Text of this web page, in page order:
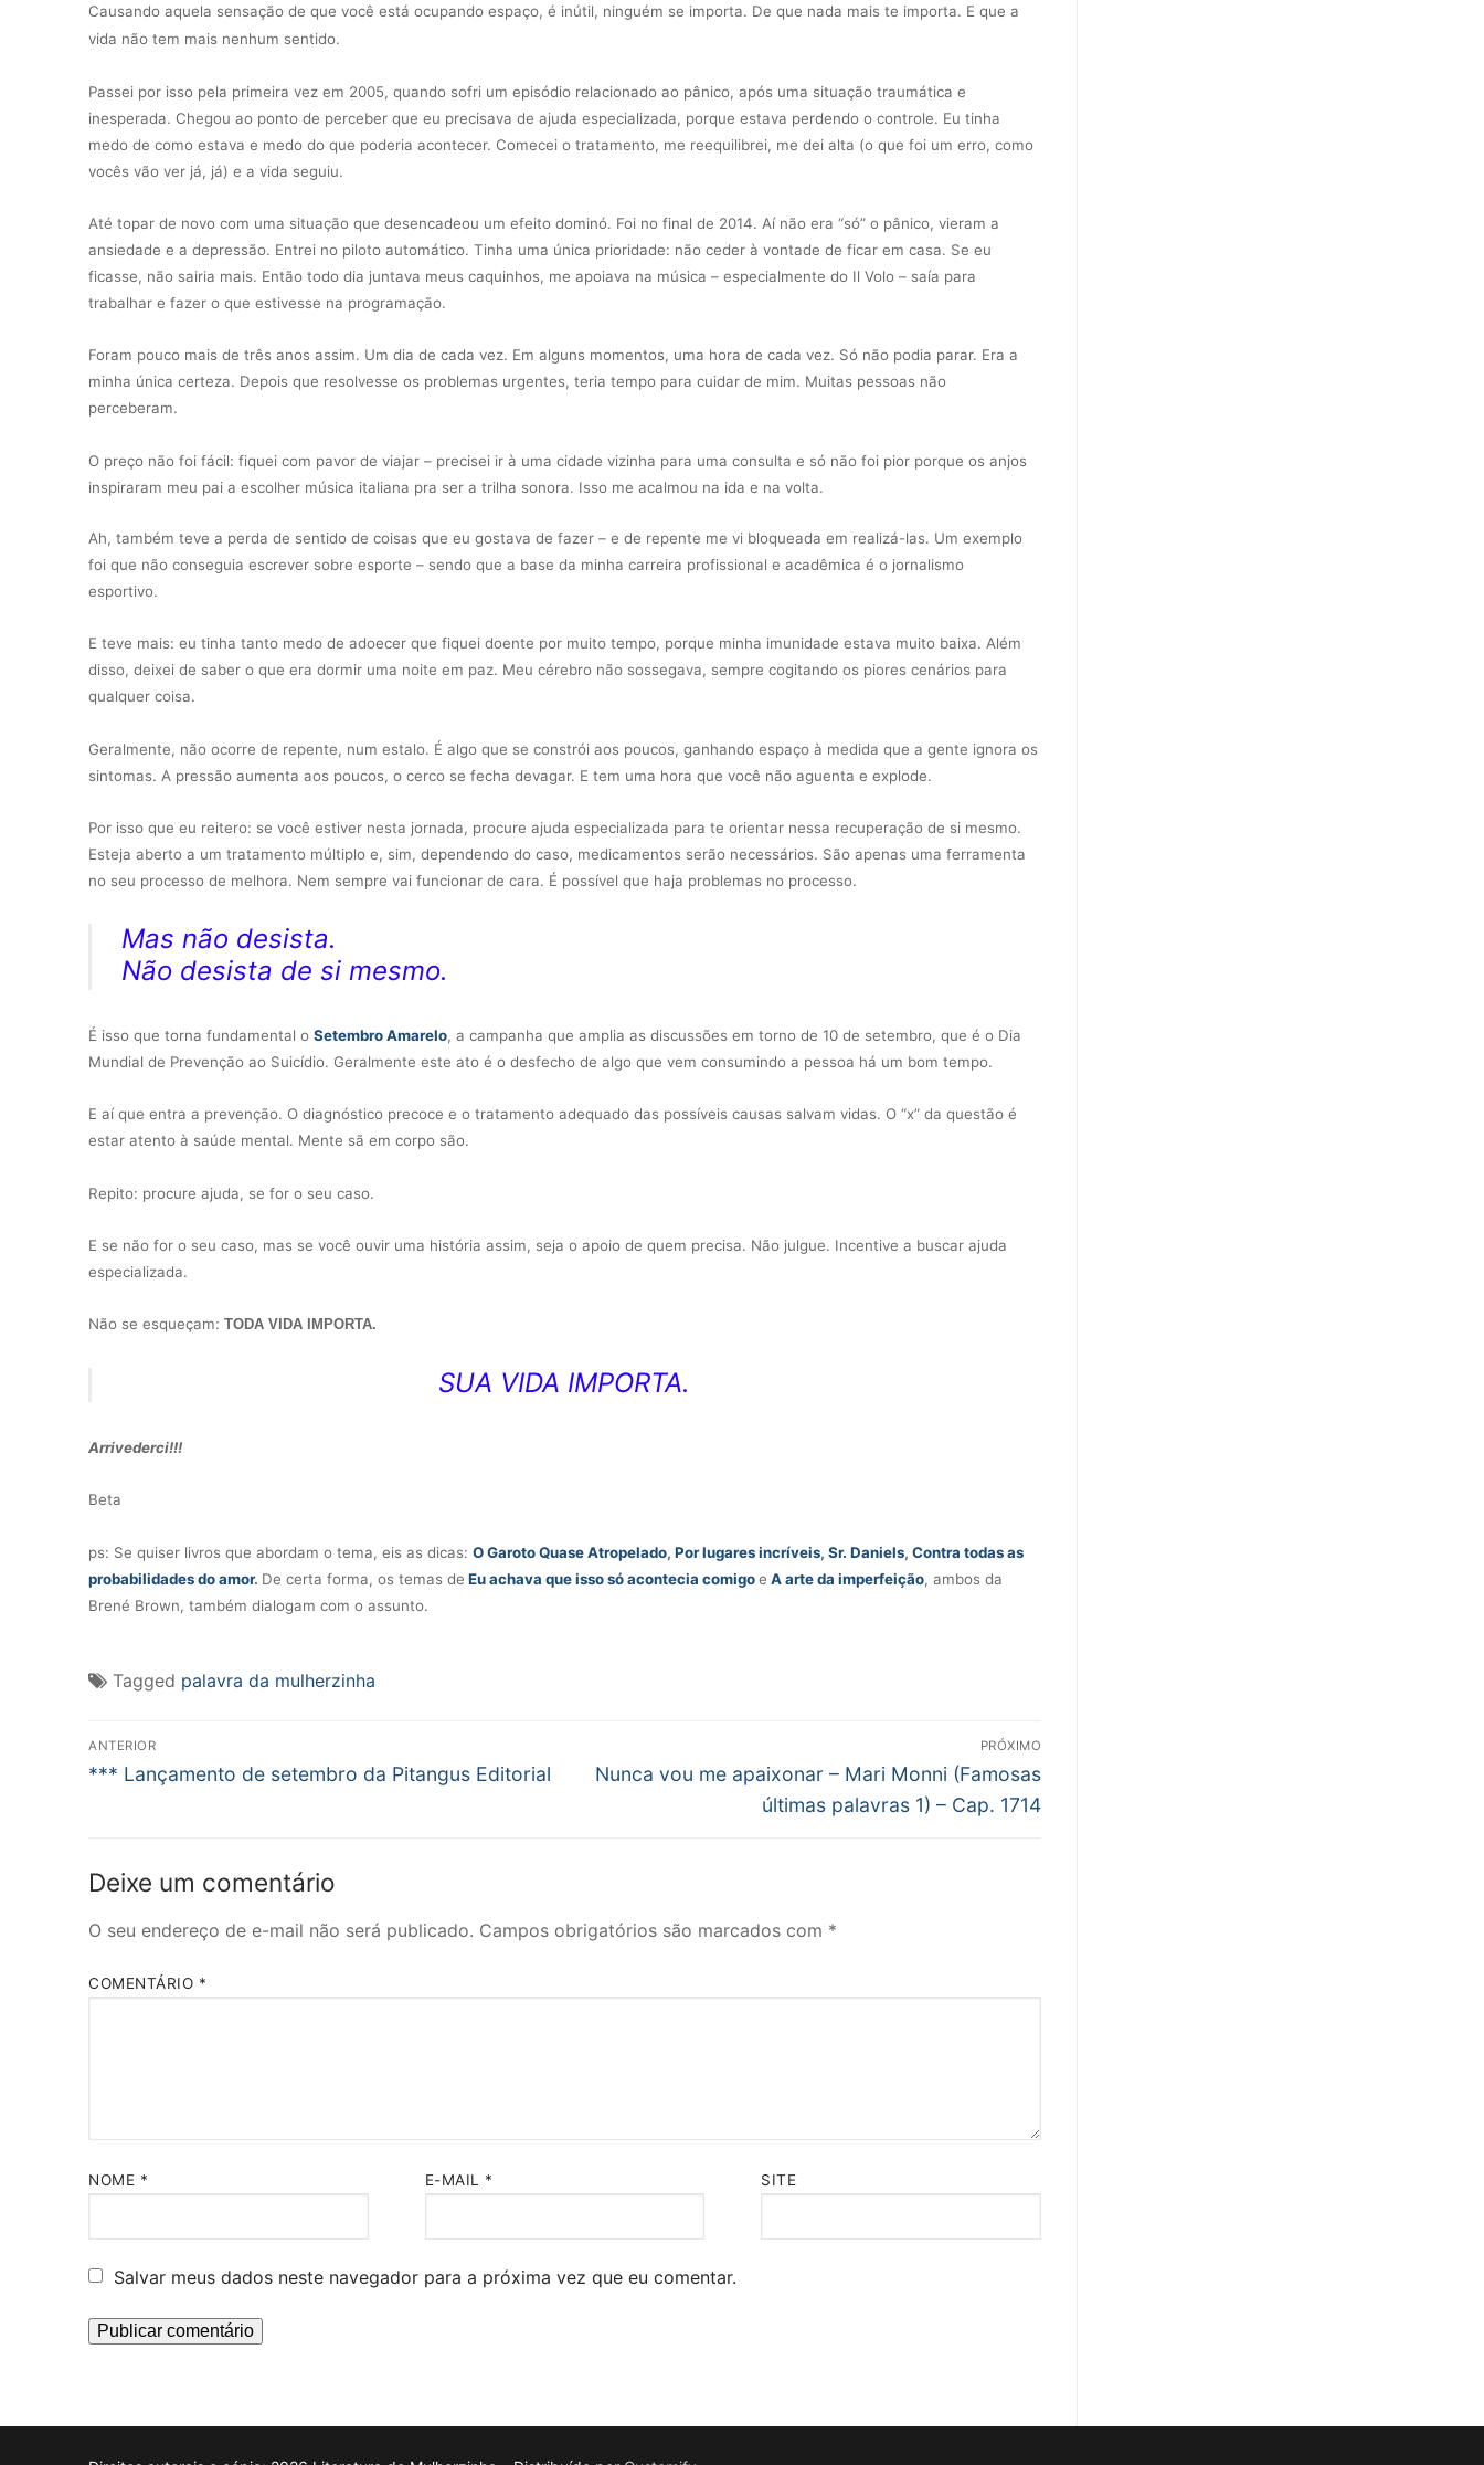
Causando aquela sensação de que você está ocupando espaço, é inútil, ninguém se importa. De que nada mais te importa. E que a
vida não tem mais nenhum sentido.
Passei por isso pela primeira vez em 2005, quando sofri um episódio relacionado ao pânico, após uma situação traumática e
inesperada. Chegou ao ponto de perceber que eu precisava de ajuda especializada, porque estava perdendo o controle. Eu tinha
medo de como estava e medo do que poderia acontecer. Comecei o tratamento, me reequilibrei, me dei alta (o que foi um erro, como
vocês vão ver já, já) e a vida seguiu.
Até topar de novo com uma situação que desencadeou um efeito dominó. Foi no final de 2014. Aí não era “só” o pânico, vieram a
ansiedade e a depressão. Entrei no piloto automático. Tinha uma única prioridade: não ceder à vontade de ficar em casa. Se eu
ficasse, não sairia mais. Então todo dia juntava meus caquinhos, me apoiava na música – especialmente do Il Volo – saía para
trabalhar e fazer o que estivesse na programação.
Foram pouco mais de três anos assim. Um dia de cada vez. Em alguns momentos, uma hora de cada vez. Só não podia parar. Era a
minha única certeza. Depois que resolvesse os problemas urgentes, teria tempo para cuidar de mim. Muitas pessoas não
perceberam.
O preço não foi fácil: fiquei com pavor de viajar – precisei ir à uma cidade vizinha para uma consulta e só não foi pior porque os anjos
inspiraram meu pai a escolher música italiana pra ser a trilha sonora. Isso me acalmou na ida e na volta.
Ah, também teve a perda de sentido de coisas que eu gostava de fazer – e de repente me vi bloqueada em realizá-las. Um exemplo
foi que não conseguia escrever sobre esporte – sendo que a base da minha carreira profissional e acadêmica é o jornalismo
esportivo.
E teve mais: eu tinha tanto medo de adoecer que fiquei doente por muito tempo, porque minha imunidade estava muito baixa. Além
disso, deixei de saber o que era dormir uma noite em paz. Meu cérebro não sossegava, sempre cogitando os piores cenários para
qualquer coisa.
Geralmente, não ocorre de repente, num estalo. É algo que se constrói aos poucos, ganhando espaço à medida que a gente ignora os
sintomas. A pressão aumenta aos poucos, o cerco se fecha devagar. E tem uma hora que você não aguenta e explode.
Por isso que eu reitero: se você estiver nesta jornada, procure ajuda especializada para te orientar nessa recuperação de si mesmo.
Esteja aberto a um tratamento múltiplo e, sim, dependendo do caso, medicamentos serão necessários. São apenas uma ferramenta
no seu processo de melhora. Nem sempre vai funcionar de cara. É possível que haja problemas no processo.
Mas não desista.
Não desista de si mesmo.
É isso que torna fundamental o Setembro Amarelo, a campanha que amplia as discussões em torno de 10 de setembro, que é o Dia
Mundial de Prevenção ao Suicídio. Geralmente este ato é o desfecho de algo que vem consumindo a pessoa há um bom tempo.
E aí que entra a prevenção. O diagnóstico precoce e o tratamento adequado das possíveis causas salvam vidas. O “x” da questão é
estar atento à saúde mental. Mente sã em corpo são.
Repito: procure ajuda, se for o seu caso.
E se não for o seu caso, mas se você ouvir uma história assim, seja o apoio de quem precisa. Não julgue. Incentive a buscar ajuda
especializada.
Não se esqueçam: TODA VIDA IMPORTA.
SUA VIDA IMPORTA.
Arrivederci!!!
Beta
ps: Se quiser livros que abordam o tema, eis as dicas: O Garoto Quase Atropelado, Por lugares incríveis, Sr. Daniels, Contra todas as
probabilidades do amor. De certa forma, os temas de Eu achava que isso só acontecia comigoe A arte da imperfeição, ambos da
Brené Brown, também dialogam com o assunto.
Tagged palavra da mulherzinha
Navegação
de
ANTERIOR
Post
*** Lançamento de setembro da Pitangus Editorial
PRÓXIMO
Próximo
Nunca vou me apaixonar – Mari Monni (Famosas
últimas palavras 1) – Cap. 1714
Deixe um comentário
O seu endereço de e-mail não será publicado. Campos obrigatórios são marcados com *
COMENTÁRIO *
NOME * E-MAIL * SITE
Salvar meus dados neste navegador para a próxima vez que eu comentar.